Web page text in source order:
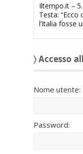
Iltempo.it –
Testa: “Ecco
l’Italia fosse
〉 Accesso
Nome utente:
Password: